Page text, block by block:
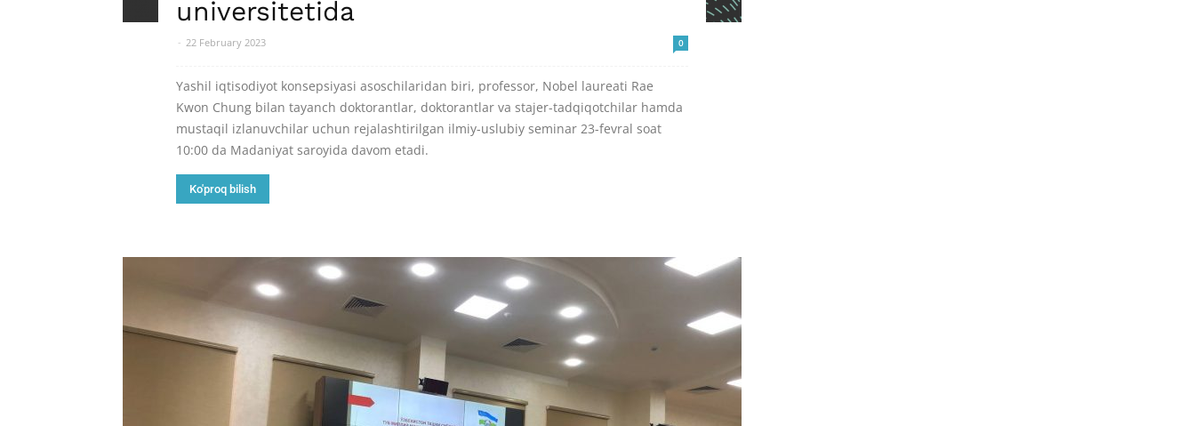
universitetida
- 22 February 2023 0
Yashil iqtisodiyot konsepsiyasi asoschilaridan biri, professor, Nobel laureati Rae
Kwon Chung bilan tayanch doktorantlar, doktorantlar va stajer-tadqiqotchilar hamda
mustaqil izlanuvchilar uchun rejalashtirilgan ilmiy-uslubiy seminar 23-fevral soat
10:00 da Madaniyat saroyida davom etadi.
Ko'proq bilish